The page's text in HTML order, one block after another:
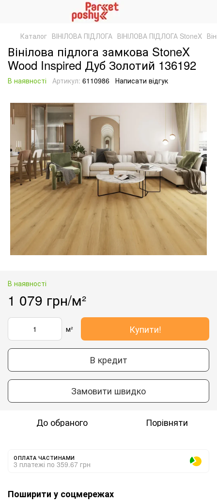
Каталог ВІНІЛОВА ПІДЛОГА ВІНІЛОВА ПІДЛОГА StoneX
Вінілова підлога замкова StoneX
Wood Inspired Дуб Золотий 136192
В наявності Артикул: 6110986 Написати відгук
В наявності
1 079 грн/м²
м² Купити!
В кредит
Замовити швидко
До обраного Порівняти
ОПЛАТА ЧАСТИНАМИ
3 платежі по 359.67 грн
Поширити у соцмережах